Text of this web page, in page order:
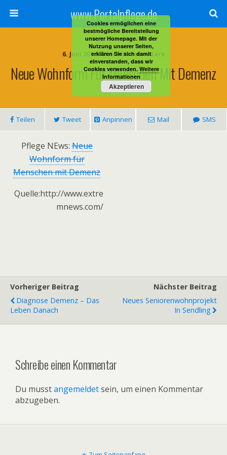
www.Portalpflege.de
6. Juni 2014 • Keine Kommentare
Neue Wohnform Für Menschen Mit Demenz
Teilen Tweet Anpinnen Mail SMS
Pflege NEws:Neue
Wohnform für
Menschen mit Demenz
Quelle:http://www.extre
mnews.com/
Vorheriger Beitrag
Diagnose Demenz – Das
Leben Danach
Nächster Beitrag
Neues Seniorenwohnprojekt
In Sendling
Schreibe einen Kommentar
Du musstangemeldetsein, um einen Kommentar
abzugeben.
Cookies ermöglichen eine
bestmögliche Bereitstellung
unserer Homepage. Mit der
Nutzung unserer Seiten,
erklären Sie sich damit
einverstanden, dass wir
Cookies verwenden. Weitere
Informationen
Akzeptieren